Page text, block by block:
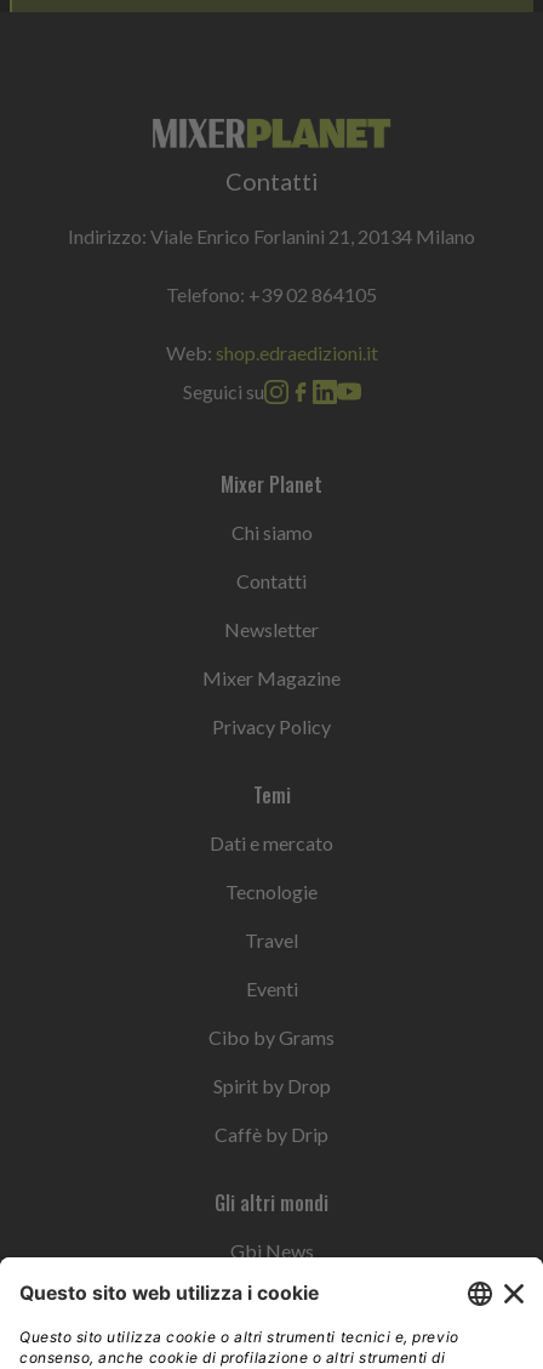
Contatti
Indirizzo: Viale Enrico Forlanini 21, 20134 Milano
Telefono: +39 02 864105
Web: shop.edraedizioni.it
Seguici su
Mixer Planet
Chi siamo
Contatti
Newsletter
Mixer Magazine
Privacy Policy
Temi
Dati e mercato
Tecnologie
Travel
Eventi
Cibo by Grams
Spirit by Drop
Caffè by Drip
Gli altri mondi
Gbi News
Instoremag